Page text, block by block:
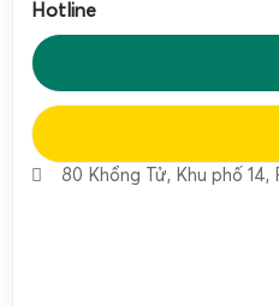
Hotline
80 Khổng Tử, Khu phố